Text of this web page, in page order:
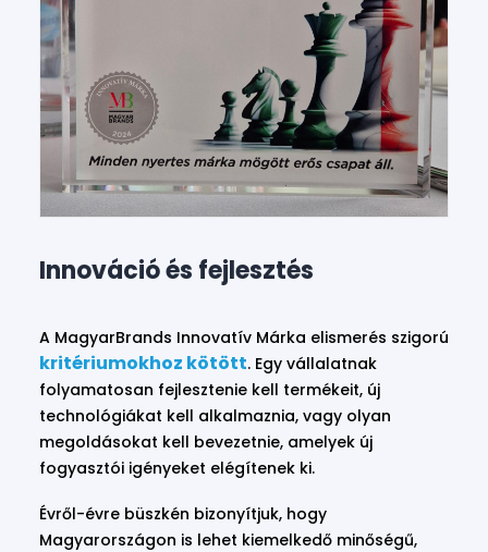
Innováció és fejlesztés
A MagyarBrands Innovatív Márka elismerés szigorú
kritériumokhoz kötött. Egy vállalatnak
folyamatosan fejlesztenie kell termékeit, új
technológiákat kell alkalmaznia, vagy olyan
megoldásokat kell bevezetnie, amelyek új
fogyasztói igényeket elégítenek ki.
Évről-évre büszkén bizonyítjuk, hogy
Magyarországon is lehet kiemelkedő minőségű,